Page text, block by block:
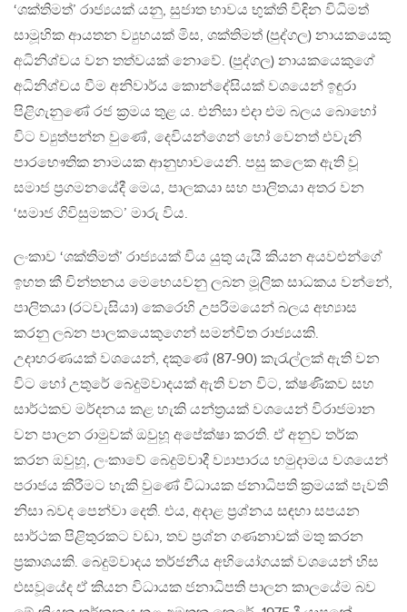
‘ශක්තිමත්’ රාජ්‍යයක් යනු, සුජාත භාවය භුක්ති විඳින විධිමත්
සාමූහික ආයතන ව්‍යුහයක් මිස, ශක්තිමත් (පුද්ගල) නායකයෙකු
අධිනිශ්චය වන තත්වයක් නොවේ. (පුද්ගල) නායකයෙකුගේ
අධිනිශ්චය වීම අනිවාර්ය කොන්දේසියක් වශයෙන් ඉඳුරා
පිළිගැනුණේ රජ ක‍්‍රමය තුළ ය. එනිසා එදා එම බලය බොහෝ
විට ව්‍යුත්පන්න වුණේ, දෙවියන්ගෙන් හෝ වෙනත් එවැනි
පාරභෞතික නාමයක ආනුභාවයෙනි. පසු කලෙක ඇති වූ
සමාජ ප‍්‍රගමනයේදී මෙය, පාලකයා සහ පාලිතයා අතර වන
‘සමාජ ගිවිසුමකට’ මාරු විය.
ලංකාව ‘ශක්තිමත්’ රාජ්‍යයක් විය යුතු යැයි කියන අයවළුන්ගේ
ඉහත කී චින්තනය මෙහෙයවනු ලබන මූලික සාධකය වන්නේ,
පාලිතයා (රටවැසියා) කෙරෙහි උපරිමයෙන් බලය අභ්‍යාස
කරනු ලබන පාලකයෙකුගෙන් සමන්විත රාජ්‍යයකි.
උදාහරණයක් වශයෙන්, දකුණේ (87-90) කැරැල්ලක් ඇති වන
විට හෝ උතුරේ බෙදුම්වාදයක් ඇති වන විට, ක්ෂණිකව සහ
සාර්ථකව මර්දනය කළ හැකි යන්ත‍්‍රයක් වශයෙන් විරාජමාන
වන පාලන රාමුවක් ඔවුහූ අපේක්ෂා කරති. ඒ අනුව තර්ක
කරන ඔවුහූ, ලංකාවේ බෙදුම්වාදී ව්‍යාපාරය හමුදාමය වශයෙන්
පරාජය කිරීමට හැකි වුණේ විධායක ජනාධිපති ක‍්‍රමයක් පැවති
නිසා බවද පෙන්වා දෙති. එය, අදාළ ප‍්‍රශ්නය සඳහා සපයන
සාර්ථක පිළිතුරකට වඩා, තව ප‍්‍රශ්න ගණනාවක් මතු කරන
ප‍්‍රකාශයකි. බෙදුම්වාදය තර්ජනීය අභියෝගයක් වශයෙන් හිස
එසවූයේද ඒ කියන විධායක ජනාධිපති පාලන කාලයේම බව